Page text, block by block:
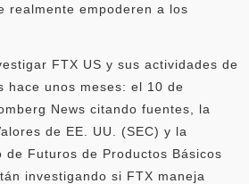
realmente empoderen a los
FTX US y sus actividades de
hace unos meses: el 10 de
News citando fuentes, la
de EE. UU. (SEC) y la
de Futuros de Productos Básicos
investigando si FTX maneja